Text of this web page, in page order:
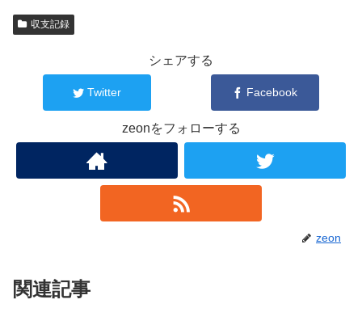
収支記録
シェアする
Twitter Facebook
zeonをフォローする
zeon
関連記事